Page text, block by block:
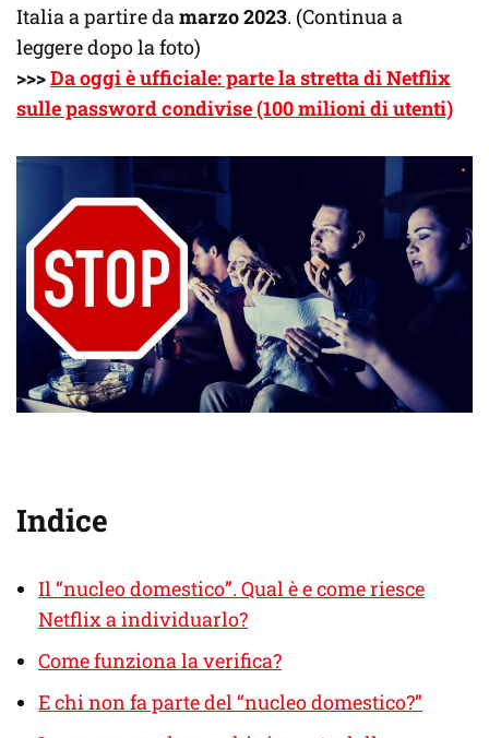
Italia a partire da marzo 2023. (Continua a
leggere dopo la foto)
>>>Da oggi è ufficiale: parte la stretta di Netflix
sulle password condivise (100 milioni di utenti)
Indice
Il “nucleo domestico”. Qual è e come riesce
Netflix a individuarlo?
Come funziona la verifica?
E chi non fa parte del “nucleo domestico?”